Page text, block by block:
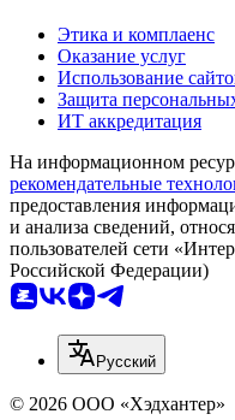
Этика и комплаенс
Оказание услуг
Использование
Защита
ИТ аккредитация
На информационном
рекомендательные
предоставления
и анализа сведений,
пользователей сети
Российской Федерации)
Русский
© 2026 ООО «Хэдхантер»